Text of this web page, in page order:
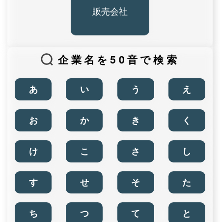
販売会社
企業名を50音で検索
あ い う え
お か き く
け こ さ し
す せ そ た
ち つ て と